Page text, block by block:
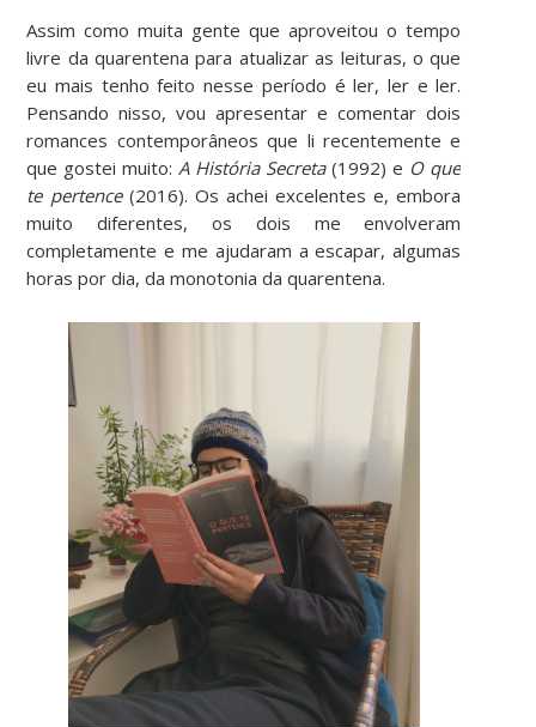
Assim como muita gente que aproveitou o tempo
livre da quarentena para atualizar as leituras, o que
eu mais tenho feito nesse período é ler, ler e ler.
Pensando nisso, vou apresentar e comentar dois
romances contemporâneos que li recentemente e
que gostei muito: A História Secreta(1992) e O que
te pertence(2016). Os achei excelentes e, embora
muito diferentes, os dois me envolveram
completamente e me ajudaram a escapar, algumas
horas por dia, da monotonia da quarentena.